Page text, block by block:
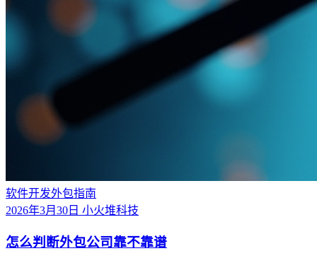
软件开发外包指南
2026年3月30日 小火堆科技
怎么判断外包公司靠不靠谱